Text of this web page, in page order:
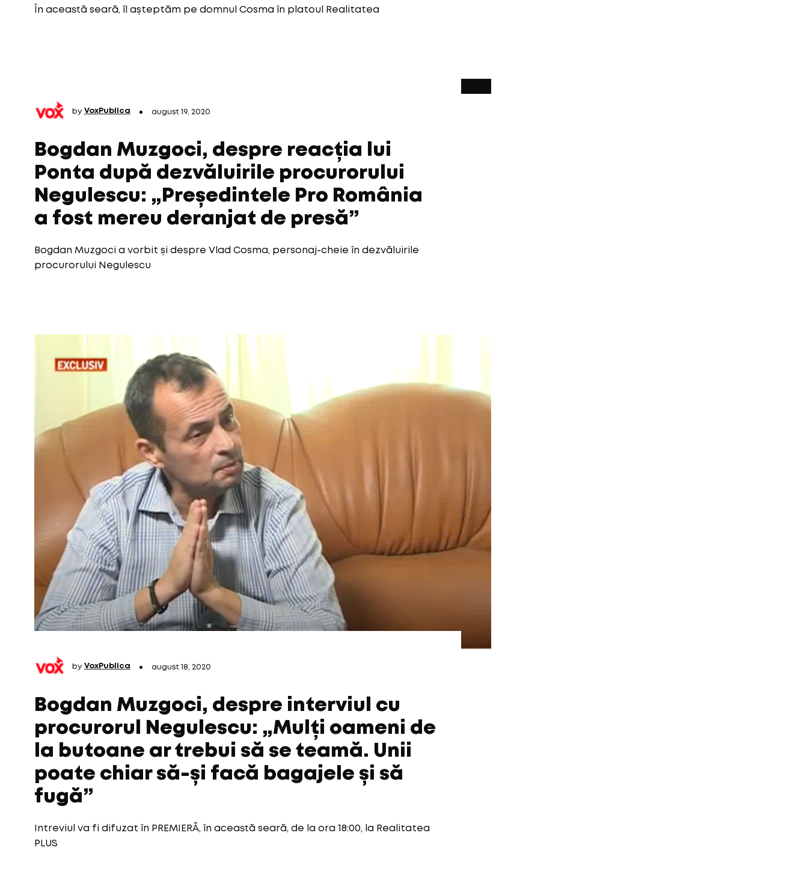
În această seară, îl așteptăm pe domnul Cosma în platoul Realitatea
by VoxPublica august 19, 2020
Bogdan Muzgoci, despre reacția lui
Ponta după dezvăluirile procurorului
Negulescu: „Președintele Pro România
a fost mereu deranjat de presă”
Bogdan Muzgoci a vorbit și despre Vlad Cosma, personaj-cheie în dezvăluirile
procurorului Negulescu
by VoxPublica august 18, 2020
Bogdan Muzgoci, despre interviul cu
procurorul Negulescu: „Mulți oameni de
la butoane ar trebui să se teamă. Unii
poate chiar să-și facă bagajele și să
fugă”
Intreviul va fi difuzat în PREMIERĂ, în această seară, de la ora 18:00, la Realitatea
PLUS